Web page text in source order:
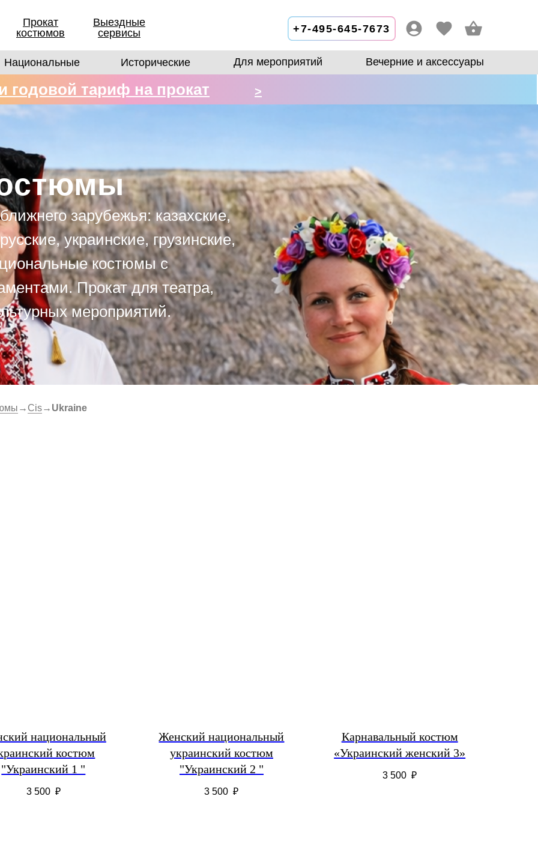
Выездные
сервисы
Прокат
костюмов
+7-495-645-7673
Вечерние и аксессуары
Для мероприятий
Исторические
Национальные
годовой тариф на прокат
>
зарубежья: казахские,
украинские, грузинские,
костюмы с
Прокат для театра,
мероприятий.
→ Cis→ Ukraine
национальный
костюм
"Украинский 1 "
3 500 ₽
Женский национальный
украинский костюм
"Украинский 2 "
3 500 ₽
Карнавальный костюм
«Украинский женский 3»
3 500 ₽